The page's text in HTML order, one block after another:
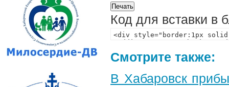
Код для вставки в
Смотрите также:
В Хабаровск